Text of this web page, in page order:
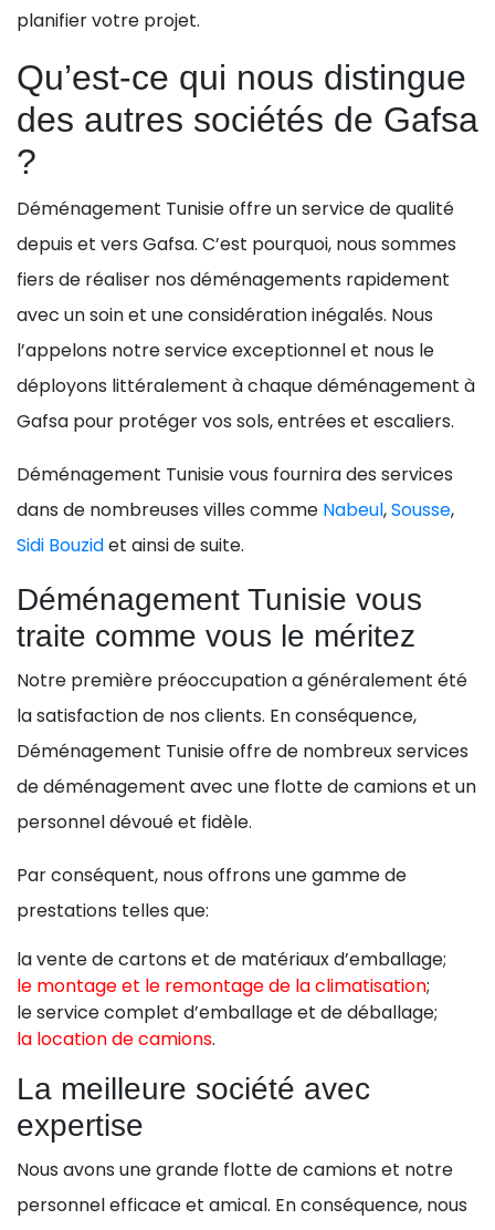
planifier votre projet.
Qu’est-ce qui nous distingue
des autres sociétés de Gafsa
?
Déménagement Tunisie offre un service de qualité
depuis et vers Gafsa. C’est pourquoi, nous sommes
fiers de réaliser nos déménagements rapidement
avec un soin et une considération inégalés. Nous
l’appelons notre service exceptionnel et nous le
déployons littéralement à chaque déménagement à
Gafsa pour protéger vos sols, entrées et escaliers.
Déménagement Tunisie vous fournira des services
dans de nombreuses villes comme Nabeul,Sousse,
Sidi Bouzidet ainsi de suite.
Déménagement Tunisie vous
traite comme vous le méritez
Notre première préoccupation a généralement été
la satisfaction de nos clients. En conséquence,
Déménagement Tunisie offre de nombreux services
de déménagement avec une flotte de camions et un
personnel dévoué et fidèle.
Par conséquent, nous offrons une gamme de
prestations telles que:
la vente de cartons et de matériaux d’emballage;
le montage et le remontage de la climatisation;
le service complet d’emballage et de déballage;
la location de camions.
La meilleure société avec
expertise
Nous avons une grande flotte de camions et notre
personnel efficace et amical. En conséquence, nous